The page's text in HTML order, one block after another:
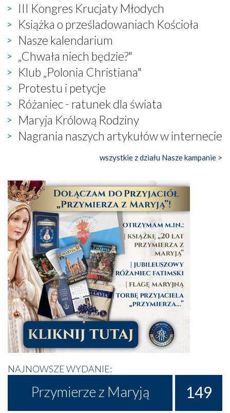
III Kongres Krucjaty Młodych
Książka o prześladowaniach Kościoła
Nasze kalendarium
„Chwała niech będzie?"
Klub „Polonia Christiana"
Protestu i petycje
Różaniec - ratunek dla świata
Maryja Królową Rodziny
Nagrania naszych artykułów w internecie
wszystkie z działu Nasze kampanie >
NAJNOWSZE WYDANIE:
Przymierze z Maryją 149